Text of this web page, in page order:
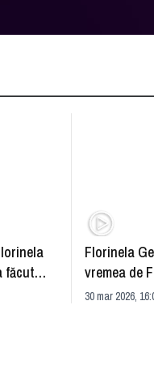
făcut
Florinela
vremea de
30 mar 2026,